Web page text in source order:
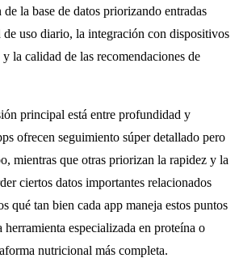
la base de datos priorizando entradas
uso diario, la integración con dispositivos
la calidad de las recomendaciones de
principal está entre profundidad y
ofrecen seguimiento súper detallado pero
mientras que otras priorizan la rapidez y la
ciertos datos importantes relacionados
qué tan bien cada app maneja estos puntos
especializada en proteína o
nutricional más completa.